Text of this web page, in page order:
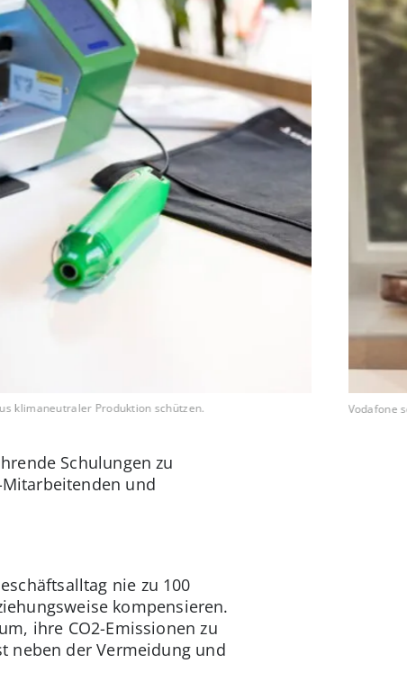
klimaneutraler Produktion schützen. Vodafone
Schulungen zu
Mitarbeitenden und
nie zu 100
kompensieren.
ihre CO2-Emissionen zu
neben der Vermeidung und